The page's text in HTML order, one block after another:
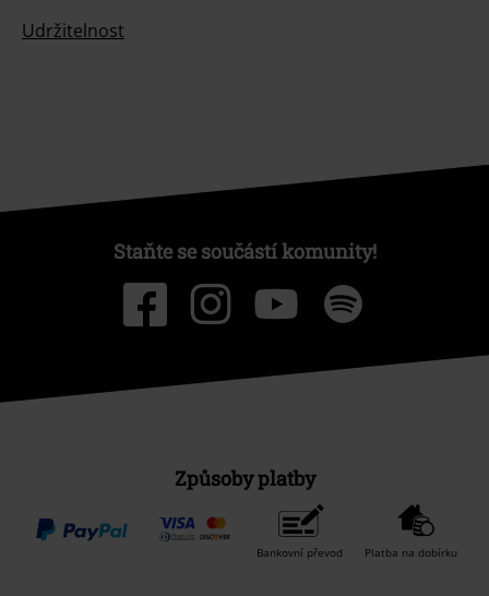
Udržitelnost
Staňte se součástí komunity!
Způsoby platby
Bankovní převod Platba na dobírku